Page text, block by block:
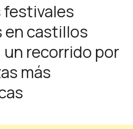
festivales
en castillos
recorrido por
más